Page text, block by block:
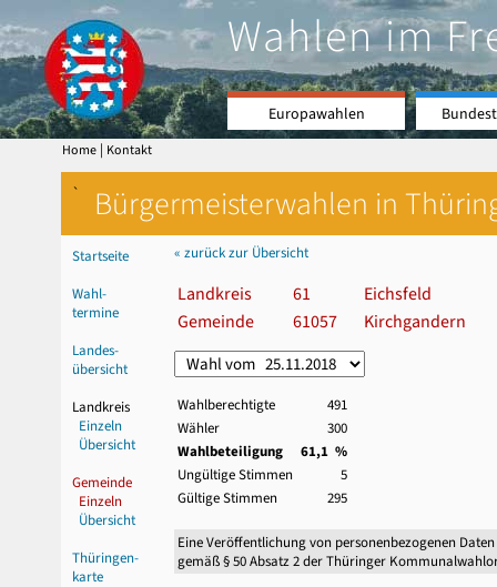
Wahlen im
Europawahlen
Home | Kontakt
` Bürgermeisterwahlen in
Startseite
Wahl-
termine
Landes-
übersicht
Landkreis
Einzeln
Übersicht
Gemeinde
Einzeln
Übersicht
Thüringen-
karte
« zurück zur Übersicht
Landkreis 61
Eichsfeld
Gemeinde
61057 Kirchgandern
Wahlberechtigte
491
Wähler
300
Wahlbeteiligung
61,1 %
Ungültige Stimmen
5
Gültige Stimmen
295
Eine Veröffentlichung von personenbezogenen
gemäß § 50 Absatz 2 der Thüringer